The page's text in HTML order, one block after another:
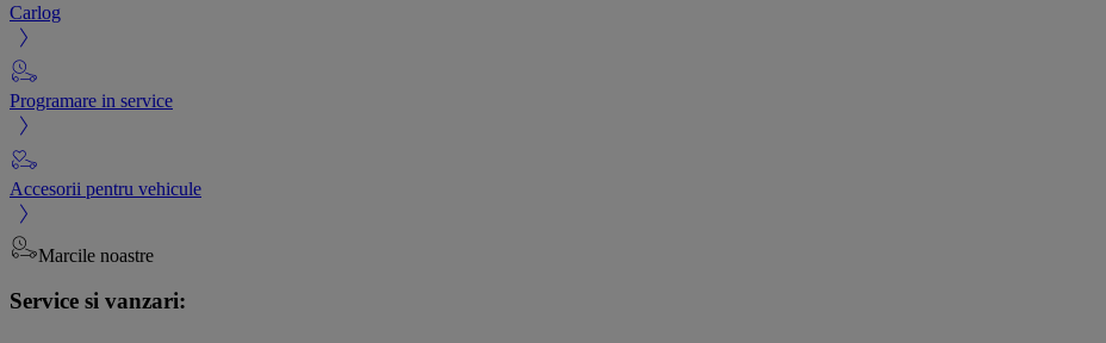
Carlog
Programare in service
Accesorii pentru vehicule
Marcile noastre
Service si vanzari: